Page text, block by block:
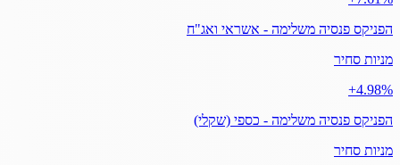
הפניקס פנסיה משלימה - אשראי ואג"ח
מניות סחיר
‎+4.98%
הפניקס פנסיה משלימה - כספי (שקלי)
מניות סחיר